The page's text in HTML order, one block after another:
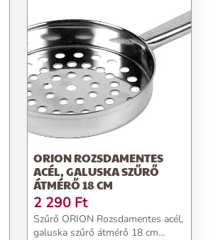
ORION ROZSDAMENTES
ACÉL, GALUSKA SZŰRŐ
ÁTMÉRŐ 18 CM
2 290 Ft
Szűrő ORION Rozsdamentes acél,
galuska szűrő átmérő 18 cm...